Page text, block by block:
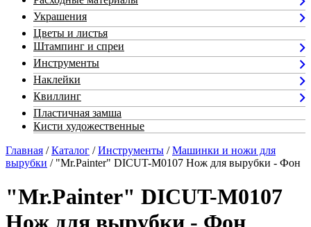
Украшения
Цветы и листья
Штампинг и спреи
Инструменты
Наклейки
Квиллинг
Пластичная замша
Кисти художественные
Главная /Каталог /Инструменты /Машинки и ножи для
вырубки / "Mr.Painter" DICUT-M0107 Нож для вырубки - Фон
"Mr.Painter" DICUT-M0107